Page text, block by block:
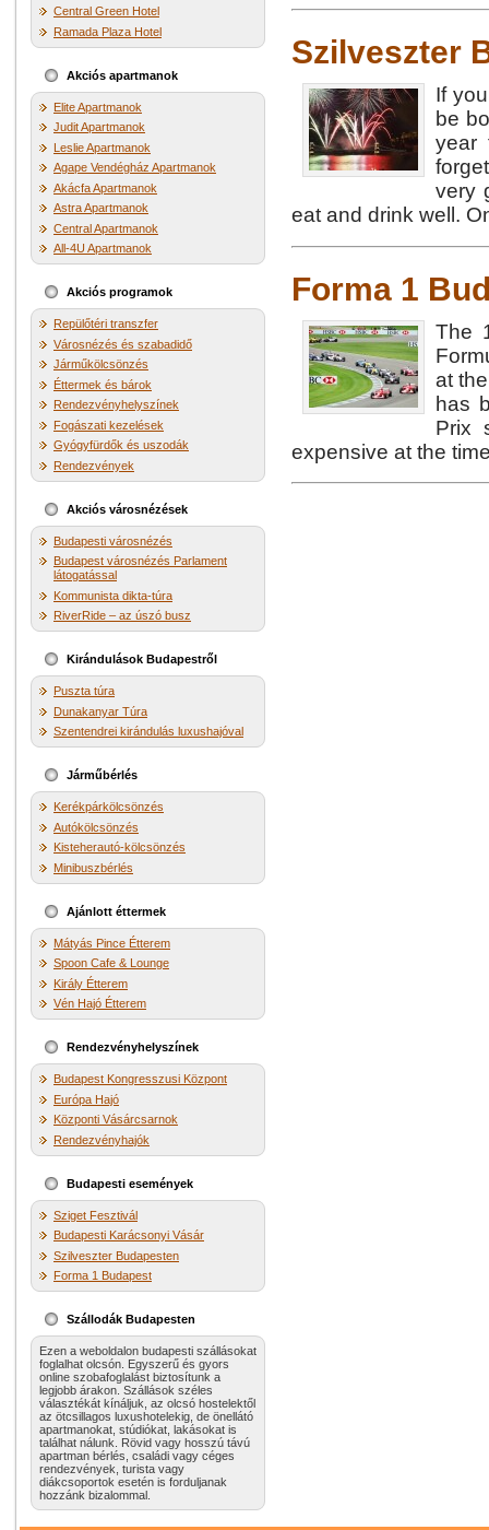
Central Green Hotel
Ramada Plaza Hotel
Akciós apartmanok
Elite Apartmanok
Judit Apartmanok
Leslie Apartmanok
Agape Vendégház Apartmanok
Akácfa Apartmanok
Astra Apartmanok
Central Apartmanok
All-4U Apartmanok
Akciós programok
Repülőtéri transzfer
Városnézés és szabadidő
Járműkölcsönzés
Éttermek és bárok
Rendezvényhelyszínek
Fogászati kezelések
Gyógyfürdők és uszodák
Rendezvények
Akciós városnézések
Budapesti városnézés
Budapest városnézés Parlament
látogatással
Kommunista dikta-túra
RiverRide – az úszó busz
Kirándulások Budapestről
Puszta túra
Dunakanyar Túra
Szentendrei kirándulás luxushajóval
Járműbérlés
Kerékpárkölcsönzés
Autókölcsönzés
Kisteherautó-kölcsönzés
Minibuszbérlés
Ajánlott éttermek
Mátyás Pince Étterem
Spoon Cafe & Lounge
Király Étterem
Vén Hajó Étterem
Rendezvényhelyszínek
Budapest Kongresszusi Központ
Európa Hajó
Központi Vásárcsarnok
Rendezvényhajók
Budapesti események
Sziget Fesztivál
Budapesti Karácsonyi Vásár
Szilveszter Budapesten
Forma 1 Budapest
Szállodák Budapesten
Ezen a weboldalon budapesti szállásokat
foglalhat olcsón. Egyszerű és gyors
online szobafoglalást biztosítunk a
legjobb árakon. Szállások széles
választékát kínáljuk, az olcsó hostelektől
az ötcsillagos luxushotelekig, de önellátó
apartmanokat, stúdiókat, lakásokat is
találhat nálunk. Rövid vagy hosszú távú
apartman bérlés, családi vagy céges
rendezvények, turista vagy
diákcsoportok esetén is forduljanak
hozzánk bizalommal.
Szilveszter
If
be
year
very
eat and drink well.
Forma 1
The
at
has
Prix
expensive at the